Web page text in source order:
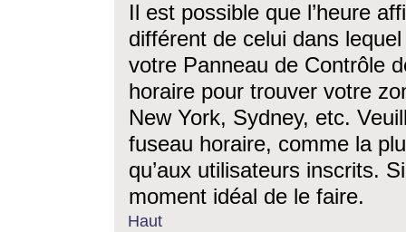
Il est possible que l’heure
différent de celui dans
votre Panneau de Contrôle
horaire pour trouver votre
New York, Sydney, etc.
fuseau horaire, comme la
qu’aux utilisateurs inscrits.
moment idéal de le faire.
Haut